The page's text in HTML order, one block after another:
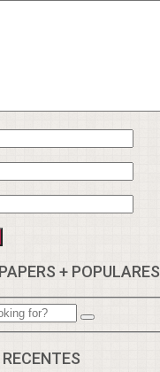
+ POPULARES